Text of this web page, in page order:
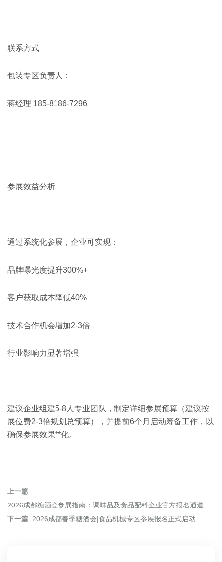
联系方式
包装专区负责人：
蒋经理 185-8186-7296
参展效益分析
通过系统化参展，企业可实现：
品牌曝光度提升300%+
客户获取成本降低40%
技术合作机会增加2-3倍
行业影响力显著增强
建议企业组建5-8人专业团队，制定详细参展预算（建议按
展位费2-3倍规划总预算），并提前6个月启动筹备工作，以
确保参展效果**化。
上一篇
2026成都糖酒会参展指南：调味品及食品配料企业官方报名通道
下一篇 2026成都春季糖酒会|食品机械专区参展报名正式启动